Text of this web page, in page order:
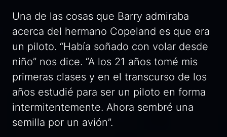
Una de las cosas que Barry admiraba
acerca del hermano Copeland es que era
un piloto. “Había soñado con volar desde
niño” nos dice. “A los 21 años tomé mis
primeras clases y en el transcurso de los
años estudié para ser un piloto en forma
intermitentemente. Ahora sembré una
semilla por un avión”.